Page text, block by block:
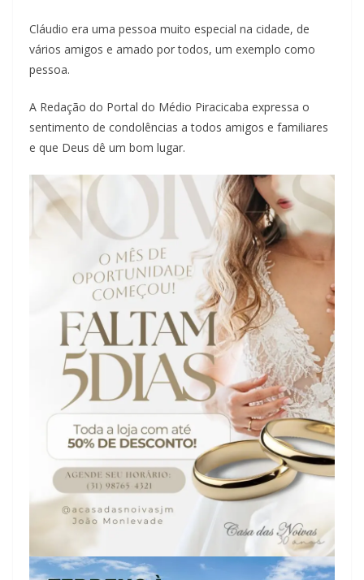
Cláudio era uma pessoa muito especial na cidade, de
vários amigos e amado por todos, um exemplo como
pessoa.
A Redação do Portal do Médio Piracicaba expressa o
sentimento de condolências a todos amigos e familiares
e que Deus dê um bom lugar.